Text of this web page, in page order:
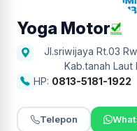
Yoga Motor
Jl.sriwijaya Rt.03
Kab.tanah Laut
HP: 0813-5181-1922
Telepon